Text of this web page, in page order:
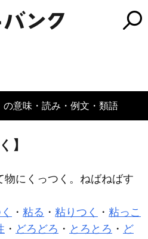
の意味・読み・例文・類語
】
物にくっつく。ねばねばす
・ 粘る ・ 粘りつく ・ 粘っこ
・ どろどろ ・ とろとろ ・ ど